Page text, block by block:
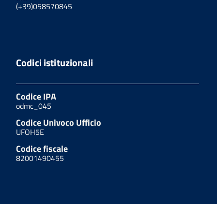
(+39)058570845
Codici istituzionali
Codice IPA
odmc_045
Codice Univoco Ufficio
UFOH5E
Codice fiscale
82001490455